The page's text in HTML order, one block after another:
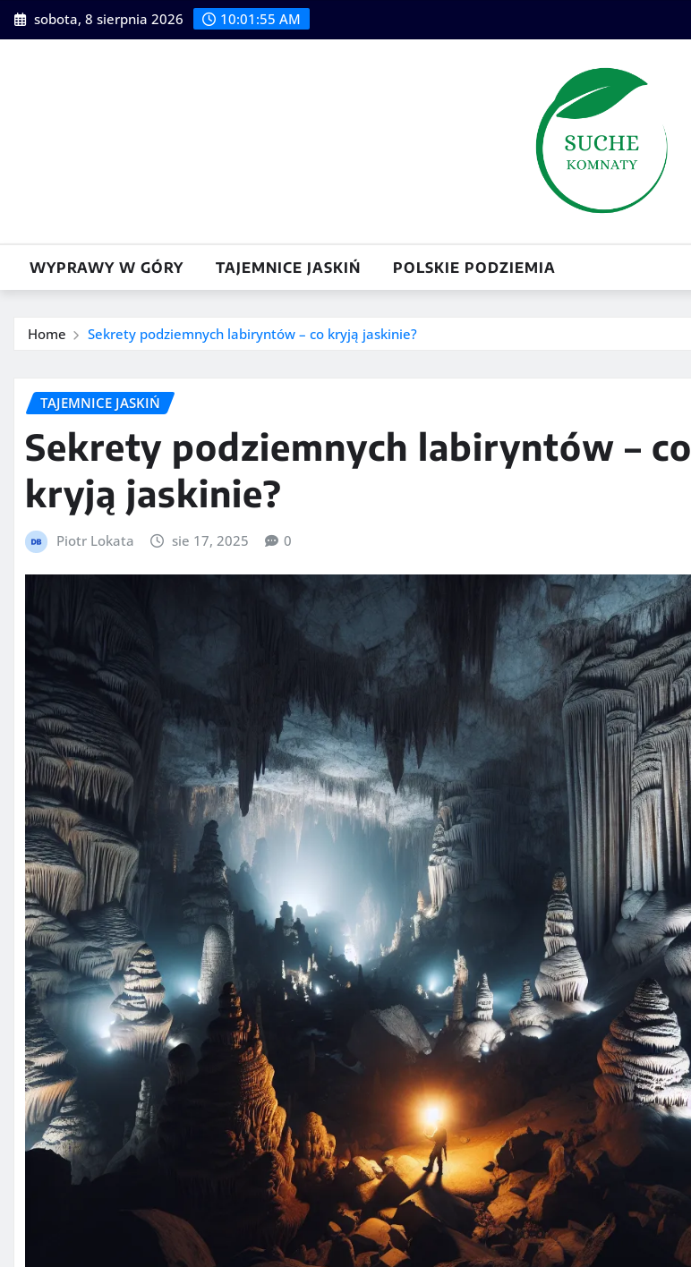
Skip
to
sobota, 8 sierpnia 2026 10:01:57 AM
WYPRAWY W GÓRY TAJEMNICE JASKIŃ POLSKIE PODZIEMIA
Home Sekrety podziemnych labiryntów – co kryją jaskinie?
TAJEMNICE JASKIŃ
Sekrety podziemnych labiryntów – co
kryją jaskinie?
Piotr Lokata sie 17, 2025 0